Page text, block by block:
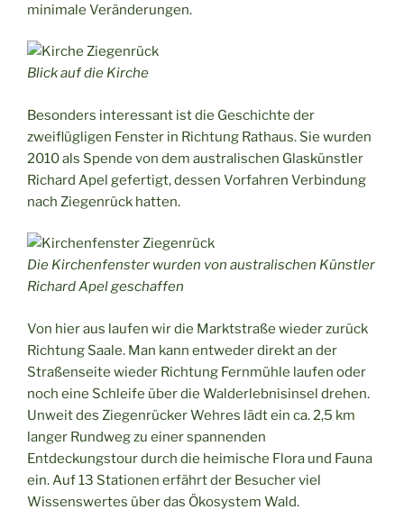
minimale Veränderungen.
Blick auf die Kirche
Besonders interessant ist die Geschichte der
zweiflügligen Fenster in Richtung Rathaus. Sie wurden
2010 als Spende von dem australischen Glaskünstler
Richard Apel gefertigt, dessen Vorfahren Verbindung
nach Ziegenrück hatten.
Die Kirchenfenster wurden von australischen Künstler
Richard Apel geschaffen
Von hier aus laufen wir die Marktstraße wieder zurück
Richtung Saale. Man kann entweder direkt an der
Straßenseite wieder Richtung Fernmühle laufen oder
noch eine Schleife über die Walderlebnisinsel drehen.
Unweit des Ziegenrücker Wehres lädt ein ca. 2,5 km
langer Rundweg zu einer spannenden
Entdeckungstour durch die heimische Flora und Fauna
ein. Auf 13 Stationen erfährt der Besucher viel
Wissenswertes über das Ökosystem Wald.